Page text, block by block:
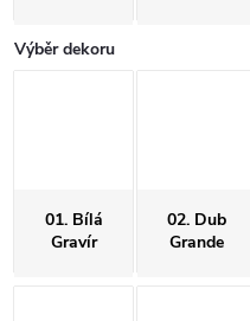
Výběr dekoru
01. Bílá
Gravír
02. Dub
Grande